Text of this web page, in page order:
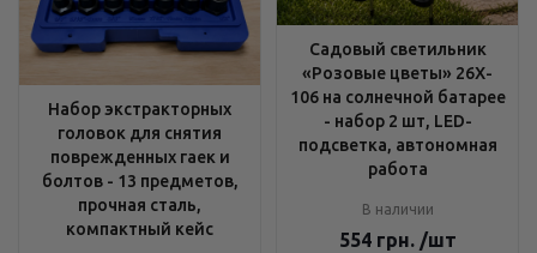
Набор экстракторных
головок для снятия
поврежденных гаек и
болтов - 13 предметов,
прочная сталь,
компактный кейс
Садовый светильник
«Розовые цветы» 26X-
106 на солнечной батарее
- набор 2 шт, LED-
подсветка, автономная
работа
В наличии
554 грн. /шт